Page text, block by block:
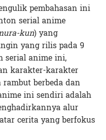
pembahasan ini
serial anime
kun) yang
yang rilis pada 9
serial anime ini,
karakter-karakter
berbeda dan
ini sendiri adalah
alur
cerita yang berfokus